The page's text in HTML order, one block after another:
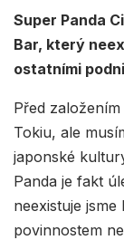
Super Panda
Bar, který
ostatními
Před
Tokiu, ale
japonské
Panda je fakt
neexistuje
povinnostem